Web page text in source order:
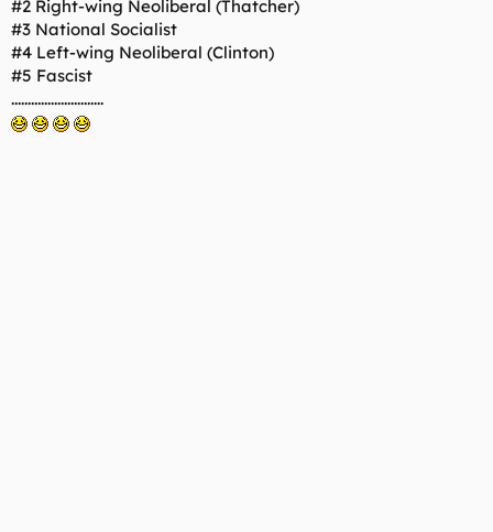
#6 Left-wing Neoliberal (Clinton)
#7 Marxist
#2 Right-wing Neoliberal (Thatcher)
#3 National Socialist
#4 Left-wing Neoliberal (Clinton)
#5 Fascist
............................